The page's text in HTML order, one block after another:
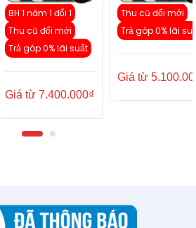
BH 1 năm 1 đổi 1
Thu cũ đổi mới
Trả góp 0% lãi suất
Giá từ 7.400.000₫
Thu cũ đổi mới
Trả góp 0% lãi
Giá từ